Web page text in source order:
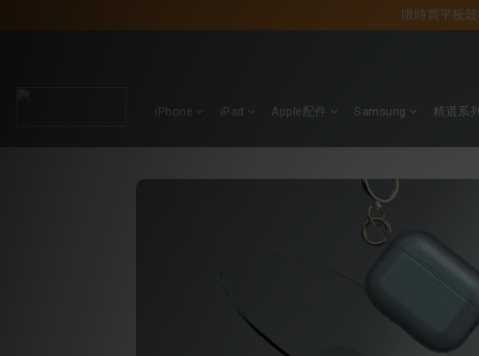
📍新客
iPhone iPad Apple配件 Samsung 精選系列
限時買平板